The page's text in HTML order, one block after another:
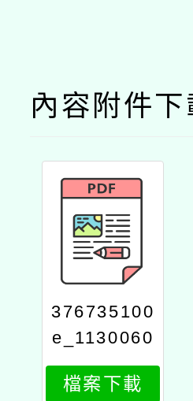
內容附件下
376735100
e_1130060
081_attach
1
檔案下載